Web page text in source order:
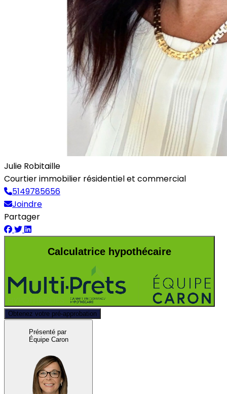
Julie Robitaille
Courtier immobilier résidentiel et commercial
5149785656
Joindre
Partager
Calculatrice hypothécaire
Obtenez votre pré-approbation
Présenté par
Équipe Caron